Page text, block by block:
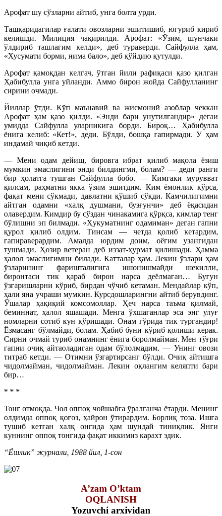
Арофат шу сўзларни айтиб, унга болта урди.
Ташқаридагилар ғалати овозларни эшитишиб, югуриб кириб
келишди. Милиция чақирилди. Арофат: «Ўзим, шунчаки
ўлдириб ташлагим келди», деб тураверди. Сайфулла ҳам,
«Хусумати борми, нима бало», деб қўйдию қутулди.
Арофат қамоқдан келгач, ўтган йили рафиқаси қазо қилган
Ҳабибулла унга уйланди. Аммо бирон жойда Сайфулланинг
сирини очмади.
Йиллар ўтди. Кўп маънавий ва жисмоний азоблар чеккан
Арофат ҳам қазо қилди. «Энди бари унутилгандир» дегаи
умидда Сайфулла уларникига борди. Бироқ… Ҳабибулла
ёнига келиб: «Кет!», деди. Бўлди, бошқа гапирмади. У ҳам
индамай чиқиб кетди.
— Мени одам дейиш, бировга ибрат қилиб мақола ёзиш
мумкин эмаслигини энди билдингми, болам? — деди ранги
бир ҳолатга тушган Сайфулла бобо. — Кимгаки мурувват
қилсам, раҳматни якка ўзим эшитдим. Ким ёмонлик кўрса,
фақат мени сўкмади, давлатни қўшиб сўкди. Камчилигимни
айтган одамни «халқ душмани, бузғунчи» деб ёқасидан
олавердим. Кимдир бу сўздан чинакамига қўрқса, кимлар тенг
бўлишни эп билмади. «Ҳукуматнинг одамиман» деган гапни
қурол қилиб олдим. Тинсам — четда қолиб кетардим,
гапираверардим. Амалда юрдим доим, оёғим узангидан
тушмади. Ҳозир ветеран деб иззат-ҳурмат қилишади. Ҳамма
ҳалол эмаслигимни билади. Катталар ҳам. Лекин ўзлари ҳам
ўзларининг фаришталигига ишонишмайди шекилли,
биронтаси тик қараб бирон нарса деёлмаган… Бугун
ўзгаришларни кўриб, бирдан чўчиб кетаман. Мендайлар кўп,
ҳали яна учраши мумкин. Курсдошларингни айтиб берувдинг.
Ўшалар ҳақиқий комсомоллар. Ҳеч нарса таъма қилмай,
беминнат, ҳалол яшашади. Менга ўхшаганлар эса энг улуғ
номларни сотиб кун кўришади. Онам гўрида тик тургандир!
Ёзмасанг бўлмайди, болам. Ҳабиб буни кўриб қолиши керак.
Сирни очмай туриб онамнинг ёнига боролмайман. Мен тўғри
гапни очиқ айтаоладиган одам бўлолмадим. — Унинг овози
титраб кетди. — Отимни ўзгартирсанг бўлди. Очиқ айтишга
чидолмайман, чидолмайман. Лекин оқлангим келяпти бари
бир…
* * *
Тонг отмоқда. Чол оппоқ чойшабга ўралганча ётарди. Менинг
олдимда оппоқ қоғоз, ҳайрон ўтирардим. Борлиқ тоза. Ишга
тушиб кетган халқ онгида ҳам шундай тиниқлик. Янги
куннинг оппоқ тонгида фақат иккимиз карахт эдик.
“Ёшлик” журнали, 1988 йил, 1-сон
A’zam O’ktam
OQLANISH
Yozuvchi arxividan